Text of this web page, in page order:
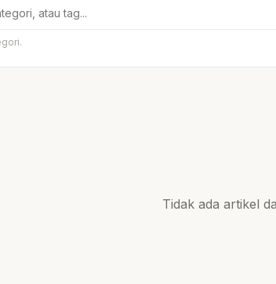
Tidak ada artikel